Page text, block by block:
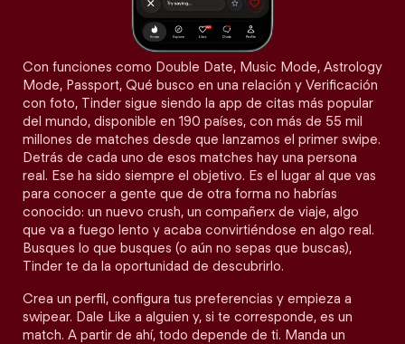
Con funciones como Double Date, Music Mode, Astrology
Mode, Passport, Qué busco en una relación y Verificación
con foto, Tinder sigue siendo la app de citas más popular
del mundo, disponible en 190 países, con más de 55 mil
millones de matches desde que lanzamos el primer swipe.
Detrás de cada uno de esos matches hay una persona
real. Ese ha sido siempre el objetivo. Es el lugar al que vas
para conocer a gente que de otra forma no habrías
conocido: un nuevo crush, un compañerx de viaje, algo
que va a fuego lento y acaba convirtiéndose en algo real.
Busques lo que busques (o aún no sepas que buscas),
Tinder te da la oportunidad de descubrirlo.
Crea un perfil, configura tus preferencias y empieza a
swipear. Dale Like a alguien y, si te corresponde, es un
match. A partir de ahí, todo depende de ti. Manda un